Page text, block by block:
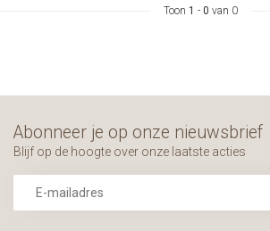
Toon 1 - 0 van 0
Abonneer je op onze nieuwsbrief
Blijf op de hoogte over onze laatste acties